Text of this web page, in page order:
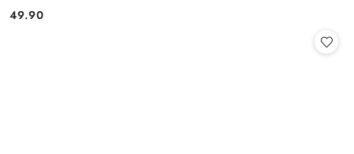
Cena:
49.90